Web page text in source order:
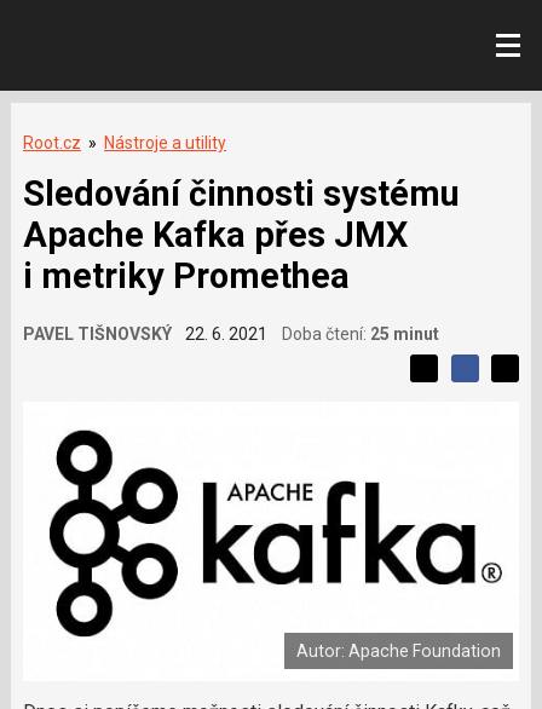
Root.cz » Nástroje a utility
Sledování činnosti systému
Apache Kafka přes JMX
i metriky Promethea
PAVEL TIŠNOVSKÝ 22. 6. 2021 Doba čtení: 25 minut
á
č
á
n
k
S
t
S
n
a
o
Autor: Apache Foundation